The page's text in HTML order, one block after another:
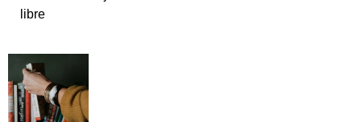
libre